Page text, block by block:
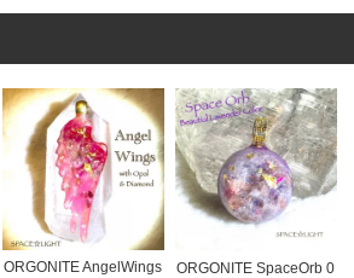
ORGONITE AngelWings
ORGONITE SpaceOrb 0